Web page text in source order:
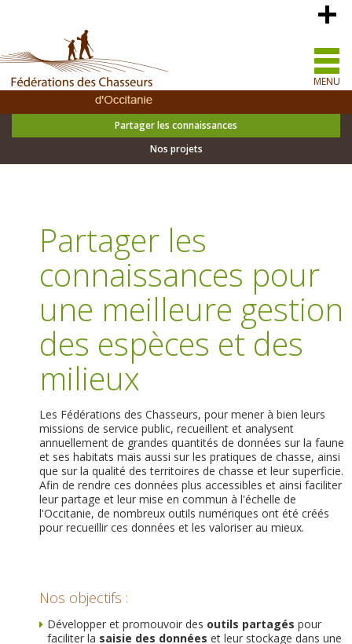
MENU
Partager les connaissances
Nos projets
Partager les
connaissances pour
une meilleure gestion
des espèces et des
milieux
Les Fédérations des Chasseurs, pour mener à bien leurs
missions de service public, recueillent et analysent
annuellement de grandes quantités de données sur la faune
et ses habitats mais aussi sur les pratiques de chasse, ainsi
que sur la qualité des territoires de chasse et leur superficie.
Afin de rendre ces données plus accessibles et ainsi faciliter
leur partage et leur mise en commun à l'échelle de
l'Occitanie, de nombreux outils numériques ont été créés
pour recueillir ces données et les valoriser au mieux.
Nos objectifs :
Développer et promouvoir des outils partagés pour
faciliter la saisie des données et leur stockage dans une